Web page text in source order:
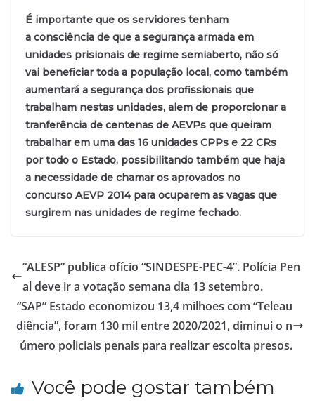
É importante que os servidores tenham
a consciência de que a segurança armada em
unidades prisionais de regime semiaberto, não só
vai beneficiar toda a população local, como também
aumentará a segurança dos profissionais que
trabalham nestas unidades, alem de proporcionar a
tranferência de centenas de AEVPs que queiram
trabalhar em uma das 16 unidades CPPs e 22 CRs
por todo o Estado, possibilitando também que haja
a necessidade de chamar os aprovados no
concurso AEVP 2014 para ocuparem as vagas que
surgirem nas unidades de regime fechado.
“ALESP” publica ofício “SINDESPE-PEC-4”. Polícia Pen
al deve ir a votação semana dia 13 setembro.
“SAP” Estado economizou 13,4 milhoes com “Teleau
diência”, foram 130 mil entre 2020/2021, diminui o n
úmero policiais penais para realizar escolta presos.
Você pode gostar também